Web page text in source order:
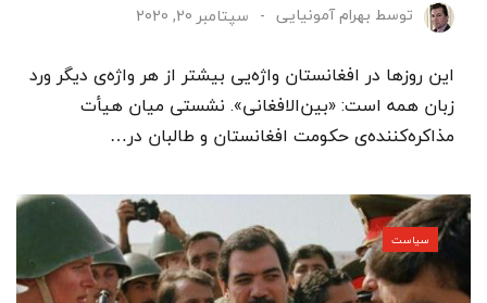
توسط بهرام آمونیایی سپتامبر 20, 2020
این روزها در افغانستان واژه‌یی بیشتر از هر واژه‌ی دیگر ورد
زبان همه است: «بین‌الافغانی». نشستی میان هیأت
مذاکره‌کننده‌ی حکومت افغانستان و طالبان در…
سیاست